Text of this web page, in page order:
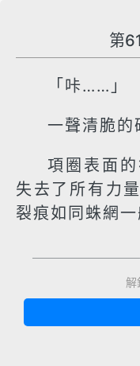
第
「咔……」
一聲清脆的
項圈表面
失去了所有力
裂痕如同蛛網一
解